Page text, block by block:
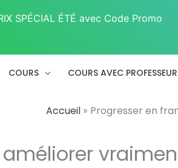
COURS COURS AVEC PROFESSEUR
Accueil Progresser en
SPÉCIAL ÉTÉ avec Code Promo